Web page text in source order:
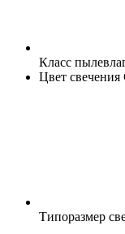
Класс
Цвет свечения
Типоразмер